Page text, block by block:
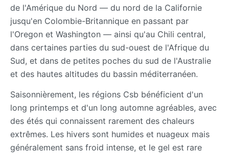
de l'Amérique du Nord — du nord de la Californie
jusqu'en Colombie-Britannique en passant par
l'Oregon et Washington — ainsi qu'au Chili central,
dans certaines parties du sud-ouest de l'Afrique du
Sud, et dans de petites poches du sud de l'Australie
et des hautes altitudes du bassin méditerranéen.
Saisonnièrement, les régions Csb bénéficient d'un
long printemps et d'un long automne agréables, avec
des étés qui connaissent rarement des chaleurs
extrêmes. Les hivers sont humides et nuageux mais
généralement sans froid intense, et le gel est rare